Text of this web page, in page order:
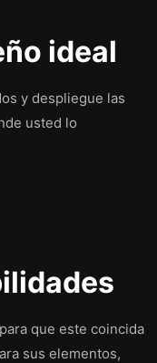
ideal
y despliegue las
usted lo
que este coincida
sus elementos,